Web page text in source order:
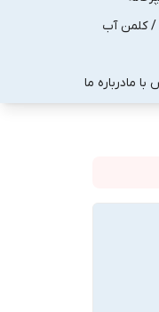
/ کلمن آب
با مادرباره ما